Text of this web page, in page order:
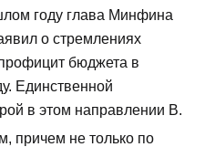
году глава Минфина
о стремлениях
бюджета в
Единственной
в этом направлении В.
причем не только по